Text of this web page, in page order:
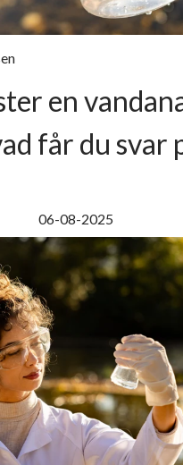
en
får du svar
06-08-2025